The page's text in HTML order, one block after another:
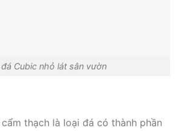
đá Cubic nhỏ lát sân vườn
thạch là loại đá có thành phần